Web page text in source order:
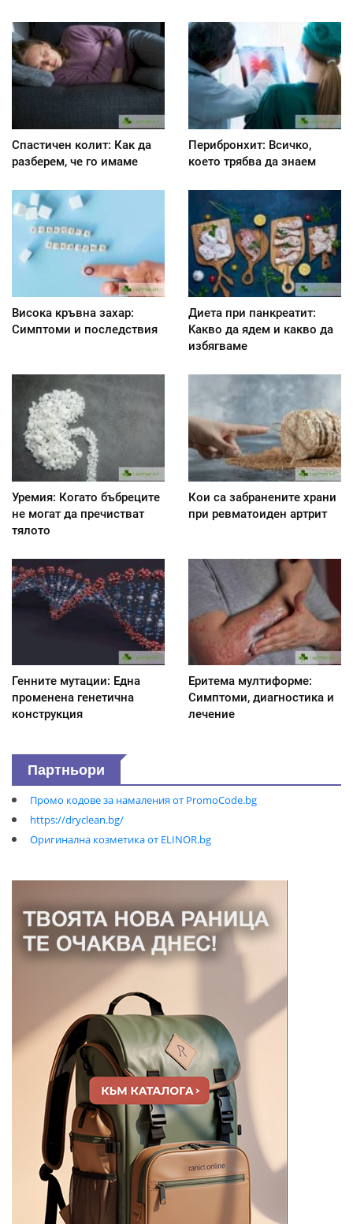
Спастичен колит: Как да
разберем, че го имаме
Перибронхит: Всичко,
което трябва да знаем
Висока кръвна захар:
Симптоми и последствия
Диета при панкреатит:
Kакво да ядем и какво да
избягваме
Уремия: Когато бъбреците
не могат да пречистват
тялото
Кои са забранените храни
при ревматоиден артрит
Генните мутации: Една
променена генетична
конструкция
Еритема мултиформе:
Симптоми, диагностика и
лечение
Партньори
Промо кодове за намаления от PromoCode.bg
https://dryclean.bg/
Оригинална козметика от ELINOR.bg